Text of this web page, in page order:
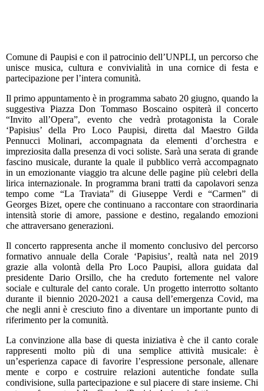
Comune di Paupisi e con il patrocinio dell’UNPLI, un percorso che
unisce musica, cultura e convivialità in una cornice di festa e
partecipazione per l’intera comunità.
Il primo appuntamento è in programma sabato 20 giugno, quando la
suggestiva Piazza Don Tommaso Boscaino ospiterà il concerto
“Invito all’Opera”, evento che vedrà protagonista la Corale
‘Papisius’ della Pro Loco Paupisi, diretta dal Maestro Gilda
Pennucci Molinari, accompagnata da elementi d’orchestra e
impreziosita dalla presenza di voci soliste. Sarà una serata di grande
fascino musicale, durante la quale il pubblico verrà accompagnato
in un emozionante viaggio tra alcune delle pagine più celebri della
lirica internazionale. In programma brani tratti da capolavori senza
tempo come “La Traviata” di Giuseppe Verdi e “Carmen” di
Georges Bizet, opere che continuano a raccontare con straordinaria
intensità storie di amore, passione e destino, regalando emozioni
che attraversano generazioni.
Il concerto rappresenta anche il momento conclusivo del percorso
formativo annuale della Corale ‘Papisius’, realtà nata nel 2019
grazie alla volontà della Pro Loco Paupisi, allora guidata dal
presidente Dario Orsillo, che ha creduto fortemente nel valore
sociale e culturale del canto corale. Un progetto interrotto soltanto
durante il biennio 2020-2021 a causa dell’emergenza Covid, ma
che negli anni è cresciuto fino a diventare un importante punto di
riferimento per la comunità.
La convinzione alla base di questa iniziativa è che il canto corale
rappresenti molto più di una semplice attività musicale: è
un’esperienza capace di favorire l’espressione personale, allenare
mente e corpo e costruire relazioni autentiche fondate sulla
condivisione, sulla partecipazione e sul piacere di stare insieme. Chi